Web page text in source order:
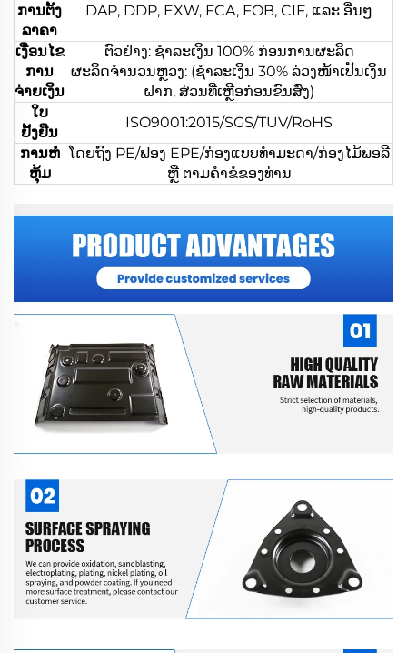
ການຕັ້ງ
ລາຄາ
DAP, DDP, EXW, FCA, FOB, CIF, ແລະ ອື່ນໆ
ເງື່ອນໄຂ
ການ
ຈ່າຍເງິນ
ຕົວຢ່າງ: ຊຳລະເງິນ 100% ກ່ອນການຜະລິດ
ຜະລິດຈຳນວນຫຼວງ: (ຊຳລະເງິນ 30% ລ່ວງໜ້າເປັນເງິນ
ຝາກ, ສ່ວນທີ່ເຫຼືອກ່ອນຂົນສົ່ງ)
ໃບ
ຢັ້ງຢືນ
ISO9001:2015/SGS/TUV/RoHS
ການຫໍ່
ຫຸ້ມ
ໂດຍຖົງ PE/ຟອງ EPE/ກ່ອງແບບທຳມະດາ/ກ່ອງໄມ້ພອລີ
ຫຼື ຕາມຄຳຂໍຂອງທ່ານ